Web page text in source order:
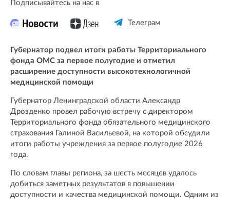
Подписывайтесь на нас в
Телеграм
Губернатор подвел итоги работы Территориального
фонда ОМС за первое полугодие и отметил
расширение доступности высокотехнологичной
медицинской помощи
Губернатор Ленинградской области Александр
Дрозденко провел рабочую встречу с директором
Территориального фонда обязательного медицинского
страхования Галиной Васильевой, на которой обсудили
итоги работы учреждения за первое полугодие 2026
года.
По словам главы региона, за шесть месяцев удалось
добиться заметных результатов в повышении
доступности и качества медицинской помощи. Одним из